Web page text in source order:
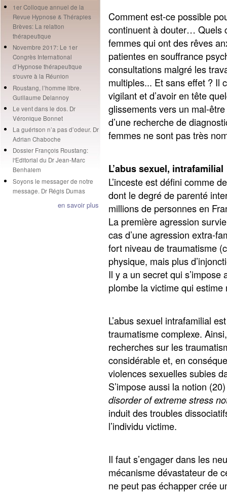
1er Colloque annuel de la
Revue Hypnose & Thérapies
Brèves: La relation
thérapeutique
Novembre 2017: Le 1er
Congrès International
d’Hypnose thérapeutique
s'ouvre à la Réunion
Roustang, l’homme libre.
Guillaume Delannoy
Le vent dans le dos. Dr
Véronique Bonnet
La guérison n’a pas d’odeur. Dr
Adrian Chaboche
Dossier François Roustang:
l'Editorial du Dr Jean-Marc
Benhaiem
Soyons le messager de notre
message. Dr Régis Dumas
en savoir plus
Comment est-ce possible
continuent à douter… Quels
femmes qui ont des rêves
patientes en souffrance
consultations malgré les
multiples... Et sans effet ? Il
vigilant et d’avoir en tête
glissements vers un mal-
d’une recherche de
femmes ne sont pas très
L’abus sexuel, intrafamilial
L’inceste est défini comme
dont le degré de parenté
millions de personnes en
La première agression
cas d’une agression extra-
fort niveau de traumatisme
physique, mais plus
Il y a un secret qui
plombe la victime qui
L’abus sexuel intrafamilial
traumatisme complexe.
recherches sur les
considérable et, en
violences sexuelles subies
S’impose aussi la notion
disorder of extreme stress
induit des troubles
l’individu victime.
Il faut s’engager dans les
mécanisme dévastateur de
ne peut pas échapper crée